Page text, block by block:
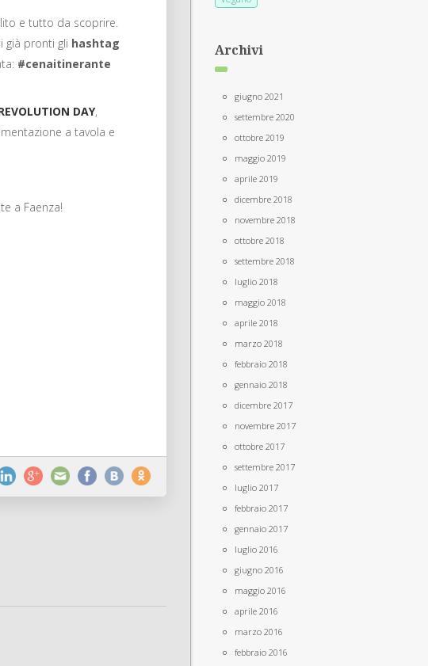
e tutto da scoprire.
già pronti gli hashtag
#cenaitinerante
DAY,
a tavola e
a Faenza!
Archivi
giugno 2021
settembre 2020
ottobre 2019
maggio 2019
aprile 2019
dicembre 2018
novembre 2018
ottobre 2018
settembre 2018
luglio 2018
maggio 2018
aprile 2018
marzo 2018
febbraio 2018
gennaio 2018
dicembre 2017
novembre 2017
ottobre 2017
settembre 2017
luglio 2017
febbraio 2017
gennaio 2017
luglio 2016
giugno 2016
maggio 2016
aprile 2016
marzo 2016
febbraio 2016